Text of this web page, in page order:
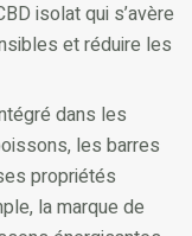
isolat qui s’avère
et réduire les
dans les
les barres
propriétés
la marque de